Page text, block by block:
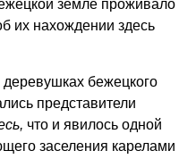
земле проживало
их нахождении здесь
бежецкого
представители
что и явилось одной
заселения карелами